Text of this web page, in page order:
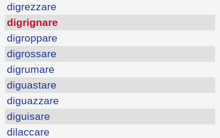
digrezzare
digrignare
digroppare
digrossare
digrumare
diguastare
diguazzare
diguisare
dilaccare